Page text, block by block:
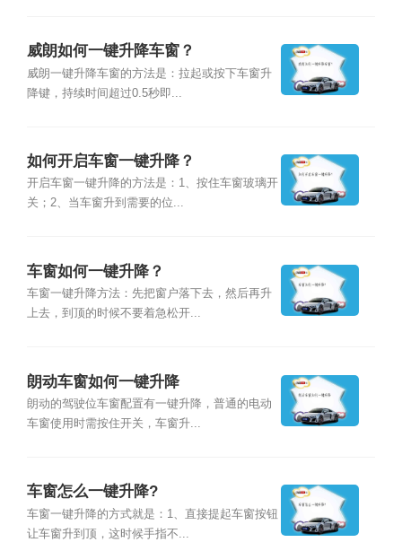
威朗如何一键升降车窗？
威朗一键升降车窗的方法是：拉起或按下车窗升
降键，持续时间超过0.5秒即...
如何开启车窗一键升降？
开启车窗一键升降的方法是：1、按住车窗玻璃开
关；2、当车窗升到需要的位...
车窗如何一键升降？
车窗一键升降方法：先把窗户落下去，然后再升
上去，到顶的时候不要着急松开...
朗动车窗如何一键升降
朗动的驾驶位车窗配置有一键升降，普通的电动
车窗使用时需按住开关，车窗升...
车窗怎么一键升降?
车窗一键升降的方式就是：1、直接提起车窗按钮
让车窗升到顶，这时候手指不...